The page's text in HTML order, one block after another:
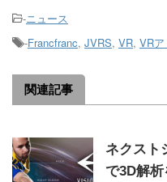
-ニュース
-Francfranc, JVRS, VR, VR
関連記事
ネクスト
で3D解